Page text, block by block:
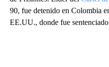
90, fue detenido en Colombia
EE.UU., donde fue